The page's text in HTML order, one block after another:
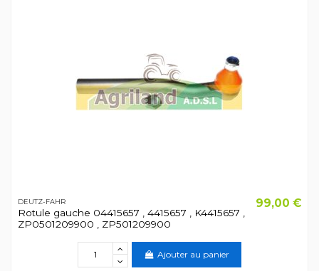
DEUTZ-FAHR
Rotule gauche 04415657 , 4415657 , K4415657 ,
ZP0501209900 , ZP501209900
99,00 €
Ajouter au panier